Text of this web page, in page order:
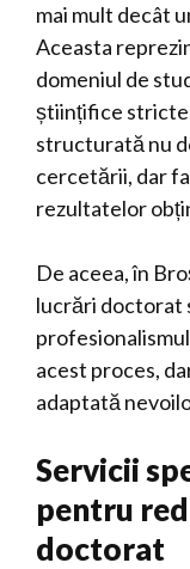
mai mult decât
Aceasta
domeniul de
științifice
structurată nu
cercetării, dar
rezultatelor
De aceea, în
lucrări doctorat
acest proces,
adaptată
Servicii
pentru
doctorat